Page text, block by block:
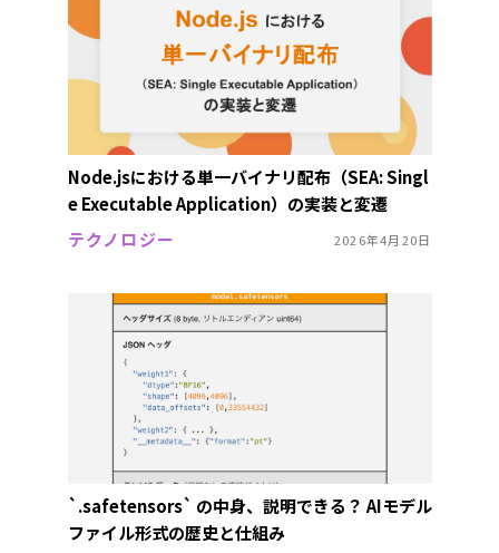
Node.jsにおける単一バイナリ配布（SEA: Singl
e Executable Application）の実装と変遷
テクノロジー
2026年4月20日
`.safetensors` の中身、説明できる？ AIモデル
ファイル形式の歴史と仕組み